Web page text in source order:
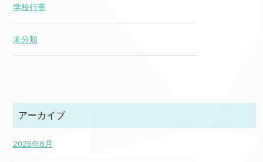
学校行事
未分類
アーカイブ
2026年8月